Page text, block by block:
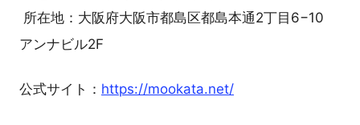
所在地：大阪府大阪市都島区都島本通2丁目6−10
アンナビル2F
公式サイト： https://mookata.net/